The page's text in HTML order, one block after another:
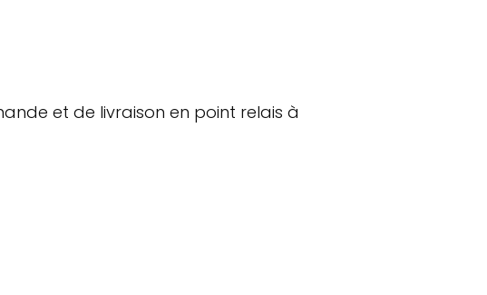
et de livraison en point relais à